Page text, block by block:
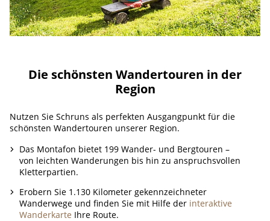
Die schönsten Wandertouren in der
Region
Nutzen Sie Schruns als perfekten Ausgangpunkt für die
schönsten Wandertouren unserer Region.
Das Montafon bietet 199 Wander- und Bergtouren –
von leichten Wanderungen bis hin zu anspruchsvollen
Kletterpartien.
Erobern Sie 1.130 Kilometer gekennzeichneter
Wanderwege und finden Sie mit Hilfe der interaktive
Wanderkarte Ihre Route.